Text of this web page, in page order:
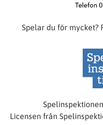
Spelar du för mycket?
Licensen från